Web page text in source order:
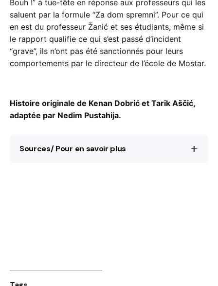
Bouh !” à tue-tête en réponse aux professeurs qui les
saluent par la formule “Za dom spremni”. Pour ce qui
en est du professeur Žanić et ses étudiants, même si
le rapport qualifie ce qui s’est passé d’incident
“grave”, ils n’ont pas été sanctionnés pour leurs
comportements par le directeur de l’école de Mostar.
Histoire originale de Kenan Dobrić et Tarik Aščić,
adaptée par Nedim Pustahija.
Sources/ Pour en savoir plus
46